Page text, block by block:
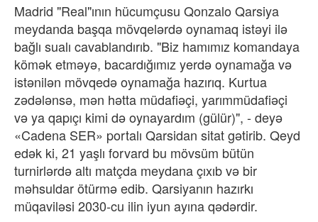
Madrid "Real"ının hücumçusu Qonzalo Qarsiya
meydanda başqa mövqelərdə oynamaq istəyi ilə
bağlı sualı cavablandırıb. "Biz hamımız komandaya
kömək etməyə, bacardığımız yerdə oynamağa və
istənilən mövqedə oynamağa hazırıq. Kurtua
zədələnsə, mən hətta müdafiəçi, yarımmüdafiəçi
və ya qapıçı kimi də oynayardım (gülür)", - deyə
«Cadena SER» portalı Qarsidan sitat gətirib. Qeyd
edək ki, 21 yaşlı forvard bu mövsüm bütün
turnirlərdə altı matçda meydana çıxıb və bir
məhsuldar ötürmə edib. Qarsiyanın hazırkı
müqaviləsi 2030-cu ilin iyun ayına qədərdir.